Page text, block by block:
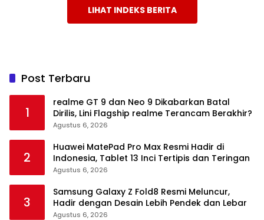
LIHAT INDEKS BERITA
Post Terbaru
1
realme GT 9 dan Neo 9 Dikabarkan Batal
Dirilis, Lini Flagship realme Terancam Berakhir?
Agustus 6, 2026
2
Huawei MatePad Pro Max Resmi Hadir di
Indonesia, Tablet 13 Inci Tertipis dan Teringan
Agustus 6, 2026
3
Samsung Galaxy Z Fold8 Resmi Meluncur,
Hadir dengan Desain Lebih Pendek dan Lebar
Agustus 6, 2026